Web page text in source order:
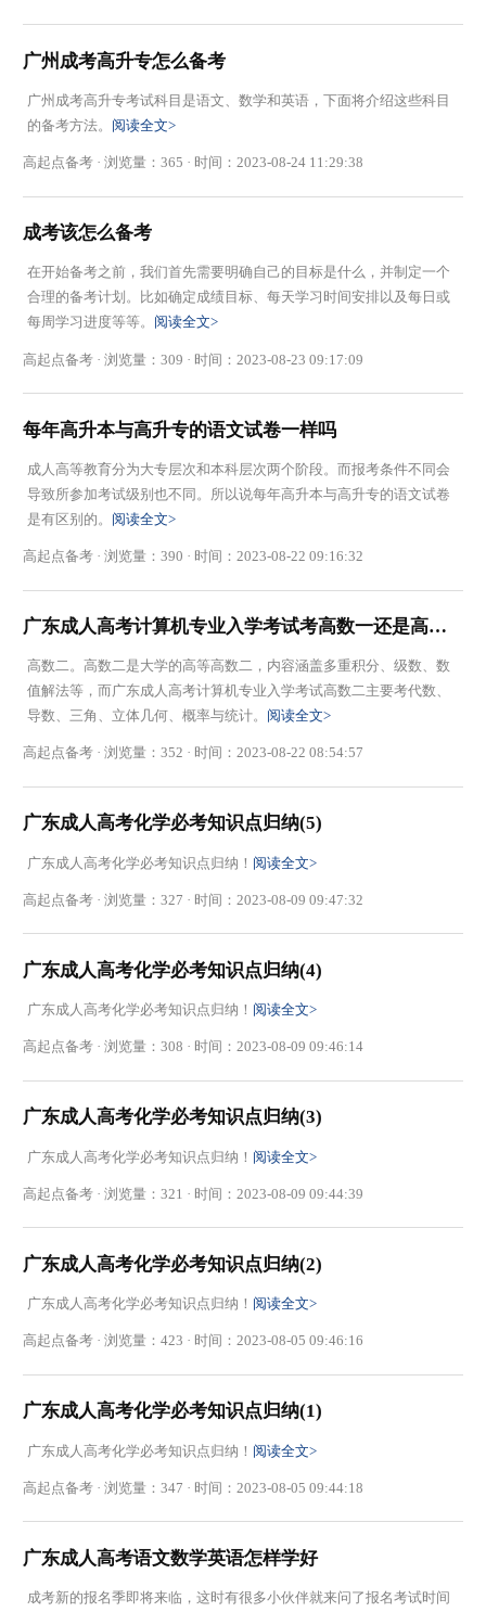
广州成考高升专怎么备考
广州成考高升专考试科目是语文、数学和英语，下面将介绍这些科目
的备考方法。 阅读全文>
高起点备考 · 浏览量：365 · 时间：2023-08-24 11:29:38
成考该怎么备考
在开始备考之前，我们首先需要明确自己的目标是什么，并制定一个
合理的备考计划。比如确定成绩目标、每天学习时间安排以及每日或
每周学习进度等等。 阅读全文>
高起点备考 · 浏览量：309 · 时间：2023-08-23 09:17:09
每年高升本与高升专的语文试卷一样吗
成人高等教育分为大专层次和本科层次两个阶段。而报考条件不同会
导致所参加考试级别也不同。所以说每年高升本与高升专的语文试卷
是有区别的。 阅读全文>
高起点备考 · 浏览量：390 · 时间：2023-08-22 09:16:32
广东成人高考计算机专业入学考试考高数一还是高数二
高数二。高数二是大学的高等高数二，内容涵盖多重积分、级数、数
值解法等，而广东成人高考计算机专业入学考试高数二主要考代数、
导数、三角、立体几何、概率与统计。 阅读全文>
高起点备考 · 浏览量：352 · 时间：2023-08-22 08:54:57
广东成人高考化学必考知识点归纳(5)
广东成人高考化学必考知识点归纳！ 阅读全文>
高起点备考 · 浏览量：327 · 时间：2023-08-09 09:47:32
广东成人高考化学必考知识点归纳(4)
广东成人高考化学必考知识点归纳！ 阅读全文>
高起点备考 · 浏览量：308 · 时间：2023-08-09 09:46:14
广东成人高考化学必考知识点归纳(3)
广东成人高考化学必考知识点归纳！ 阅读全文>
高起点备考 · 浏览量：321 · 时间：2023-08-09 09:44:39
广东成人高考化学必考知识点归纳(2)
广东成人高考化学必考知识点归纳！ 阅读全文>
高起点备考 · 浏览量：423 · 时间：2023-08-05 09:46:16
广东成人高考化学必考知识点归纳(1)
广东成人高考化学必考知识点归纳！ 阅读全文>
高起点备考 · 浏览量：347 · 时间：2023-08-05 09:44:18
广东成人高考语文数学英语怎样学好
成考新的报名季即将来临，这时有很多小伙伴就来问了报名考试时间